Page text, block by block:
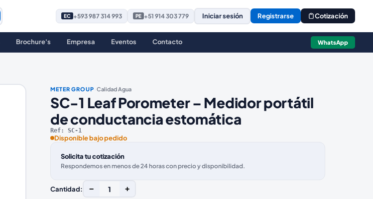
EC +593 987 314 993 PE +51 914 303 779 Iniciar sesión Registrarse Cotización
Brochure's Empresa Eventos Contacto WhatsApp
METER GROUP Calidad Agua
SC-1 Leaf Porometer – Medidor portátil
de conductancia estomática
Ref: SC-1
Disponible bajo pedido
Solicita tu cotización
Respondemos en menos de 24 horas con precio y disponibilidad.
Cantidad: − 1 +